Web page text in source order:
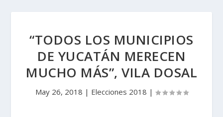
“TODOS LOS MUNICIPIOS
DE YUCATÁN MERECEN
MUCHO MÁS”, VILA DOSAL
May 26, 2018 | Elecciones 2018 |